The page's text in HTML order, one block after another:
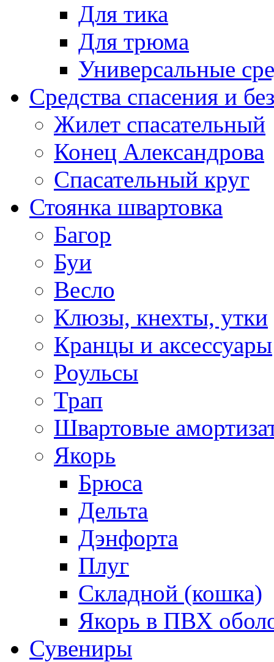
Для тика
Для трюма
Универсальные
Средства спасения и
Жилет спасательный
Конец Александрова
Спасательный круг
Стоянка швартовка
Багор
Буи
Весло
Клюзы, кнехты, утки
Кранцы и аксессуары
Роульсы
Трап
Швартовые
Якорь
Брюса
Дельта
Дэнфорта
Плуг
Складной (кошка)
Якорь в ПВХ
Сувениры